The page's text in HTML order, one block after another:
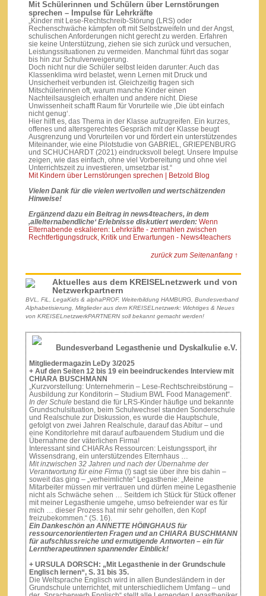
Mit Schülerinnen und Schülern über Lernstörungen
sprechen – Impulse für Lehrkräfte
„Kinder mit Lese-Rechtschreib-Störung (LRS) oder
Rechenschwäche kämpfen oft mit Selbstzweifeln und der Angst,
schulischen Anforderungen nicht gerecht zu werden. Erfahren
sie keine Unterstützung, ziehen sie sich zurück und versuchen,
Leistungssituationen zu vermeiden. Manchmal führt das sogar
bis hin zur Schulverweigerung.
Doch nicht nur die Schüler selbst leiden darunter: Auch das
Klassenklima wird belastet, wenn Lernen mit Druck und
Unsicherheit verbunden ist. Gleichzeitig fragen sich
Mitschülerinnen oft, warum manche Kinder einen
Nachteilsausgleich erhalten und andere nicht. Diese
Unwissenheit schafft Raum für Vorurteile wie ‚Die übt einfach
nicht genug‘.
Hier hilft es, das Thema in der Klasse aufzugreifen. Ein kurzes,
offenes und altersgerechtes Gespräch mit der Klasse beugt
Ausgrenzung und Vorurteilen vor und fördert ein unterstützendes
Miteinander, wie eine Pilotstudie von GABRIEL, GRIEPENBURG
und SCHUCHARDT (2021) eindrucksvoll belegt. Unsere Impulse
zeigen, wie das einfach, ohne viel Vorbereitung und ohne viel
Unterrichtszeit zu investieren, umsetzbar ist.“
Mit Kindern über Lernstörungen sprechen | Betzold Blog
Vielen Dank für die vielen wertvollen und wertschätzenden
Hinweise!
Ergänzend dazu ein Beitrag in news4teachers, in dem
‚allelternabendliche‘ Erlebnisse diskutiert werden: Wenn
Elternabende eskalieren: Lehrkräfte - zermahlen zwischen
Rechtfertigungsdruck, Kritik und Erwartungen - News4teachers
zurück zum Seitenanfang ↑
Aktuelles aus dem KREISELnetzwerk und von
Netzwerkpartnern
BVL, FiL, LegaKids & alphaPROF, Weiterbildung HAMBURG, Bundesverband
Alphabetisierung, Mitglieder aus dem KREISELnetzwerk: Wichtiges & Neues
von KREISELnetzwerkPARTNERN soll bekannt gemacht werden!
Bundesverband Legasthenie und Dyskalkulie e.V.
Mitgliedermagazin LeDy 3/2025
+ Auf den Seiten 12 bis 19 ein beeindruckendes Interview mit
CHIARA BUSCHMANN
„Kurzvorstellung: Unternehmerin – Lese-Rechtschreibstörung –
Ausbildung zur Konditorin – Studium BWL Food Management“.
In der Schulebestand die für LRS-Kinder häufige und bekannte
Grundschulsituation, beim Schulwechsel standen Sonderschule
und Realschule zur Diskussion, es wurde die Hauptschule,
gefolgt von zwei Jahren Realschule, darauf das Abitur – und
eine Konditorlehre mit darauf aufbauendem Studium und die
Übernahme der väterlichen Firma!
Interessant sind CHIARAs Ressourcen: Leistungssport, ihr
Wissensdrang, ein unterstützendes Elternhaus …
Mit inzwischen 32 Jahren und nach der Übernahme der
Verantwortung für eine Firma (!) sagt sie über ihre bis dahin –
soweit das ging – „verheimlichte“ Legasthenie: „Meine
Mitarbeiter müssen mir vertrauen und dürfen meine Legasthenie
nicht als Schwäche sehen … Seitdem ich Stück für Stück offener
mit meiner Legasthenie umgehe, umso befreiender war es für
mich … dieser Prozess hat mir sehr geholfen, den Kopf
freizubekommen.“ (S. 16).
Ein Dankeschön an ANNETTE HÖINGHAUS für
ressourcenorientierten Fragen und an CHIARA BUSCHMANN
für aufschlussreiche und ermutigende Antworten – ein für
Lerntherapeutinnen spannender Einblick!
+ URSULA DORSCH: „Mit Legasthenie in der Grundschule
Englisch lernen“, S. 31 bis 35.
Die Weltsprache Englisch wird in allen Bundesländern in der
Grundschule unterrichtet, mit unterschiedlichem Umfang – und